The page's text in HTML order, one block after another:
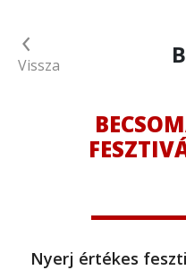
Vissza
Nyerj értékes